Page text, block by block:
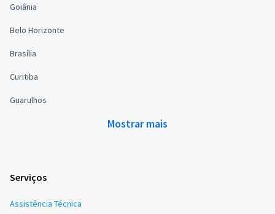
Goiânia
Belo Horizonte
Brasília
Curitiba
Guarulhos
Mostrar mais
Serviços
Assistência Técnica